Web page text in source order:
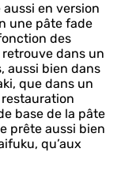
en version
une pâte fade
des
dans un
aussi bien dans
que dans un
base de la pâte
prête aussi bien
qu’aux